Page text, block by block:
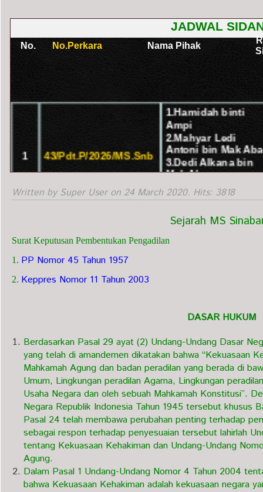
Written by Super User on 24 March 2020. Hits: 3818
Sejarah MS
Surat Keputusan Pembentukan Pengadilan
1. PP Nomor 45 Tahun 1957
2. Keppres Nomor 11 Tahun 2003
DASAR HUKUM
Berdasarkan Pasal 29 ayat (2) Undang-Undang Dasar
yang telah di amandemen dikatakan bahwa “Kekuasaan
Mahkamah Agung dan badan peradilan yang berada di
Umum, Lingkungan peradilan Agama, Lingkungan
Usaha Negara dan oleh sebuah Mahkamah Konstitusi”.
Negara Republik Indonesia Tahun 1945 tersebut khusus
Pasal 24 telah membawa perubahan penting terhadap
sebagai respon terhadap penyesuaian tersebut lahirlah
tentang Kekuasaan Kehakiman dan Undang-Undang
Agung.
Dalam Pasal 1 Undang-Undang Nomor 4 Tahun 2004
bahwa Kekuasaan Kehakiman adalah kekuasaan negara